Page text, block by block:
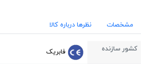
مشخصات نظرها درباره کالا
کشور سازنده فابریک